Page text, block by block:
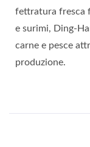
fettratura fresca
e surimi, Ding-
carne e pesce
produzione.